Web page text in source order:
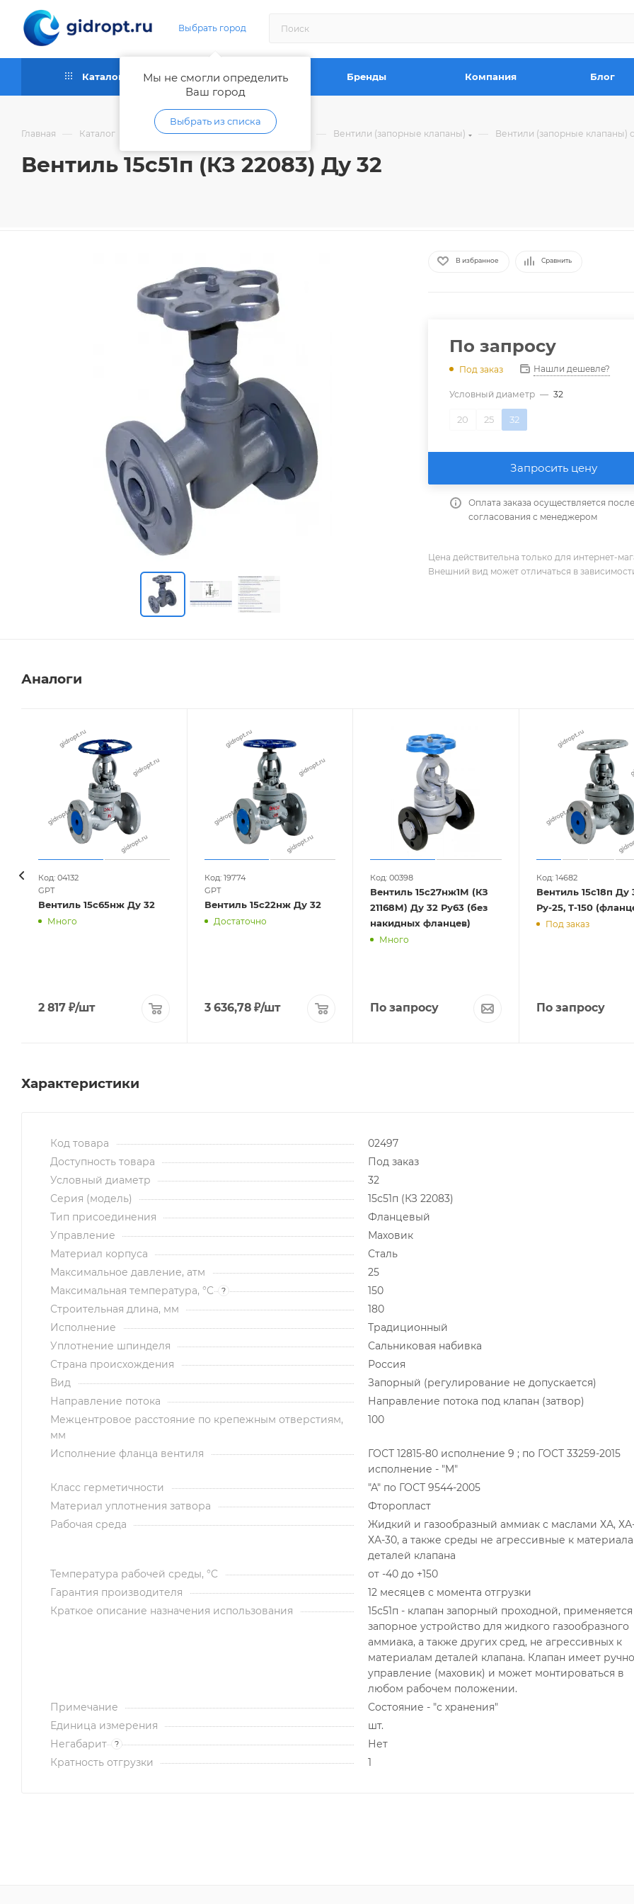
Выбрать город
Мы не смогли определить
Ваш город
Выбрать из списка
Каталог Как купить Бренды Компания Блог
Главная — Каталог Запорная и регулирующая арматура — Вентили (запорные клапаны) — Вентили (запорные клапаны)
Вентиль 15с51п (КЗ 22083) Ду 32
В избранное Сравнить
По запросу
Под заказ Нашли дешевле?
Условный диаметр — 32
20 25 32
Запросить цену
Оплата заказа осуществляется после
согласования с менеджером
Цена действительна только для интернет-
Внешний вид может отличаться в
Аналоги
Код: 04132
GPT
Вентиль 15с65нж Ду 32
Много
2 817 ₽/шт
Код: 19774
GPT
Вентиль 15с22нж Ду 32
Достаточно
3 636,78₽/шт
Код: 00398
Вентиль 15с27нж1М (КЗ
21168М) Ду 32 Ру63 (без
накидных фланцев)
Много
По запросу
Код: 14682
Вентиль 15с18п Ду
Ру-25, T-150
Под заказ
По запросу
Характеристики
Код товара
02497
Доступность товара
Под заказ
Условный диаметр
32
Серия (модель)
15с51п (КЗ 22083)
Тип присоединения
Фланцевый
Управление
Маховик
Материал корпуса
Сталь
Максимальное давление, атм
25
Максимальная температура, °C
?
150
Строительная длина, мм
180
Исполнение
Традиционный
Уплотнение шпинделя
Сальниковая набивка
Страна происхождения
Россия
Вид
Запорный (регулирование не допускается)
Направление потока
Направление потока под клапан (затвор)
Межцентровое расстояние по крепежным отверстиям,
мм
100
Исполнение фланца вентиля
ГОСТ 12815-80 исполнение 9 ; по ГОСТ 33259-2015
исполнение - "M"
Класс герметичности
"А" по ГОСТ 9544-2005
Материал уплотнения затвора
Фторопласт
Рабочая среда
Жидкий и газообразный аммиак с маслами ХА,
ХА-30, а также среды не агрессивные к
деталей клапана
Температура рабочей среды, °C
от -40 до +150
Гарантия производителя
12 месяцев с момента отгрузки
Краткое описание назначения использования
15с51п - клапан запорный проходной, применяется
запорное устройство для жидкого газообразного
аммиака, а также других сред, не агрессивных к
материалам деталей клапана. Клапан имеет
управление (маховик) и может монтироваться в
любом рабочем положении.
Примечание
Состояние - "с хранения"
Единица измерения
шт.
Негабарит
?
Нет
Кратность отгрузки
1